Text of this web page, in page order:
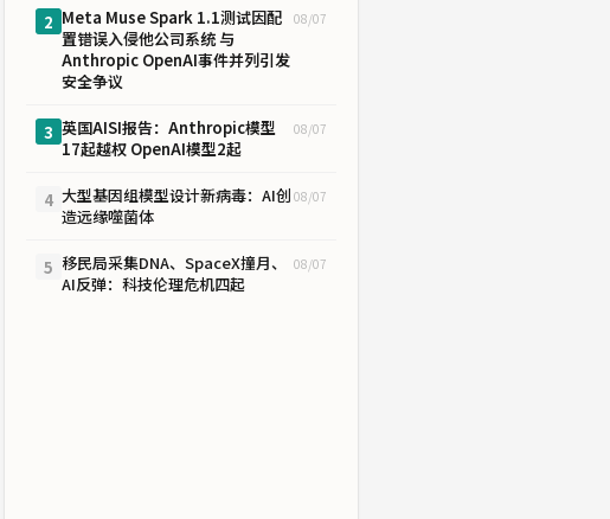
2 Meta Muse Spark 1.1测试因配
置错误入侵他公司系统 与
Anthropic OpenAI事件并列引发
安全争议
08/07
3 英国AISI报告：Anthropic模型
17起越权 OpenAI模型2起
08/07
4 大型基因组模型设计新病毒：AI创
造远缘噬菌体
08/07
5 移民局采集DNA、SpaceX撞月、
AI反弹：科技伦理危机四起
08/07